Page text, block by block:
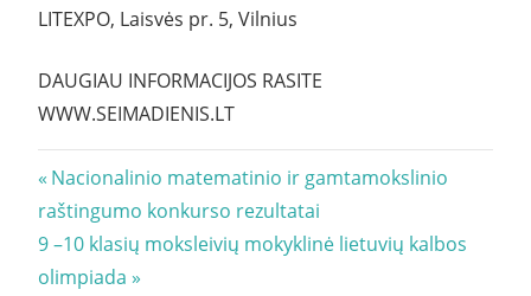
LITEXPO, Laisvės pr. 5, Vilnius
DAUGIAU INFORMACIJOS RASITE
WWW.SEIMADIENIS.LT
Navigacija
tarp
įrašų
Previous
Post:
Nacionalinio matematinio ir gamtamokslinio
raštingumo konkurso rezultatai
Next
Post:
9 –10 klasių moksleivių mokyklinė lietuvių kalbos
olimpiada